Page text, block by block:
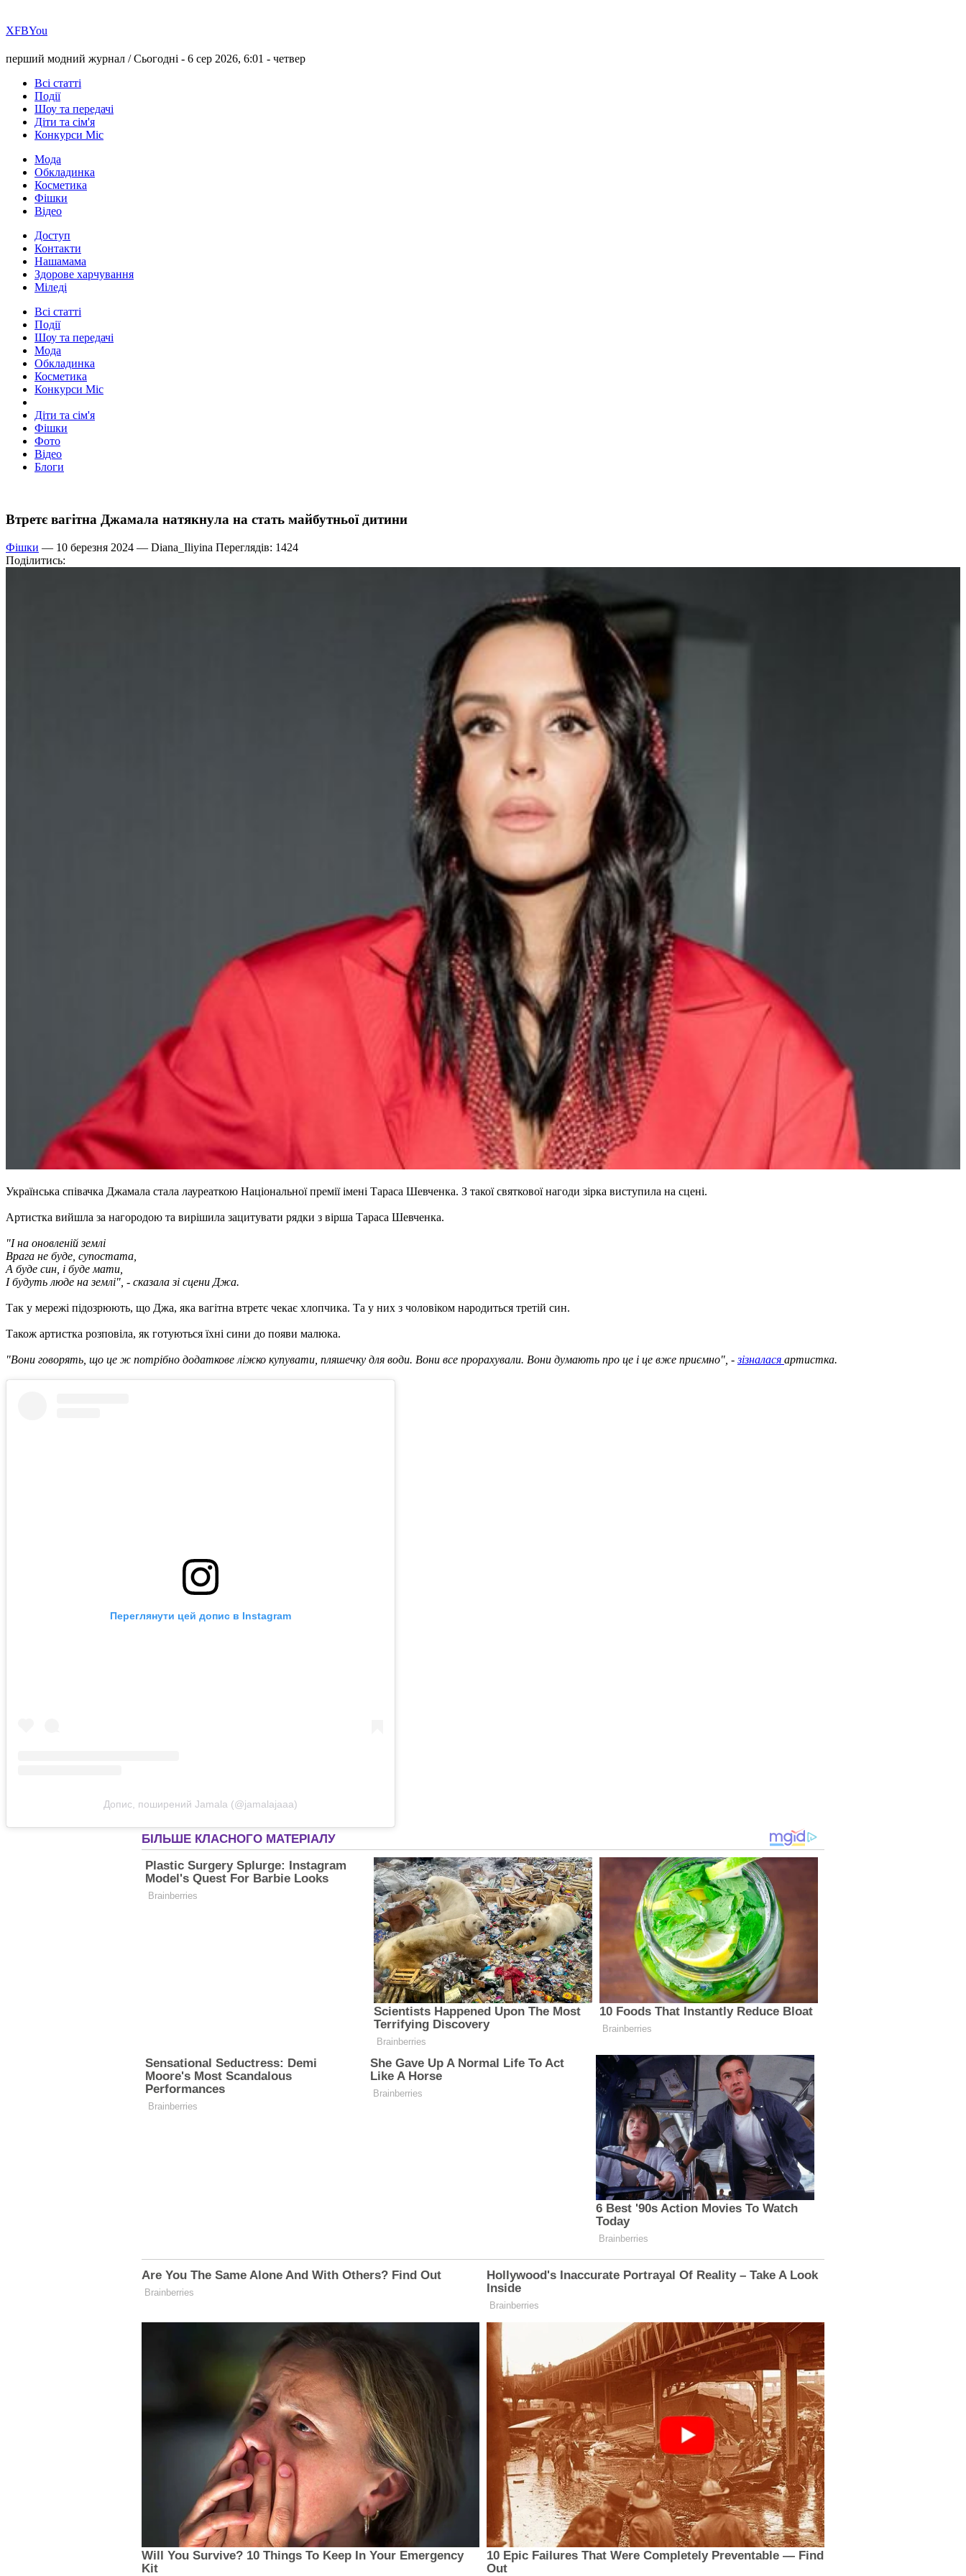
ХFBYou
перший модний журнал /Сьогодні - 6 сер 2026, 6:01 - четвер
Всі статті
Події
Шоу та передачі
Діти та сім'я
Конкурси Міс
Мода
Обкладинка
Косметика
Фішки
Відео
Доступ
Контакти
Нашамама
Здорове харчування
Міледі
Всі статті
Події
Шоу та передачі
Мода
Обкладинка
Косметика
Конкурси Міс
Діти та сім'я
Фішки
Фото
Відео
Блоги
Втретє вагітна Джамала натякнула на стать майбутньої дитини
Фішки — 10 березня 2024 — Diana_Iliyina Переглядів: 1424
Поділитись:
Українська співачка Джамала стала лауреаткою Національної премії імені Тараса Шевченка. З такої святкової нагоди зірка виступила на сцені.
Артистка вийшла за нагородою та вирішила зацитувати рядки з вірша Тараса Шевченка.
"І на оновленій землі
Врага не буде, супостата,
А буде син, і буде мати,
І будуть люде на землі", - сказала зі сцени Джа.
Так у мережі підозрюють, що Джа, яка вагітна втретє чекає хлопчика. Та у них з чоловіком народиться третій син.
Також артистка розповіла, як готуються їхні сини до появи малюка.
"Вони говорять, що це ж потрібно додаткове ліжко купувати, пляшечку для води. Вони все прорахували. Вони думають про це і це вже приємно", -зізналася артистка.
Переглянути цей допис в Instagram
Допис, поширений Jamala (@jamalajaaa)